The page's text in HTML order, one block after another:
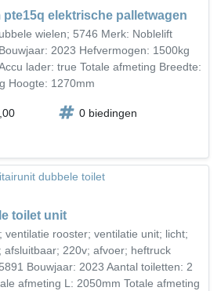
elektrische palletwagen
wielen; 5746 Merk: Noblelift
2023 Hefvermogen: 1500kg
lader: true Totale afmeting Breedte:
Hoogte: 1270mm
0 biedingen
toilet unit
ventilatie rooster; ventilatie unit; licht;
220v; afvoer; heftruck
Bouwjaar: 2023 Aantal toiletten: 2
afmeting L: 2050mm Totale afmeting